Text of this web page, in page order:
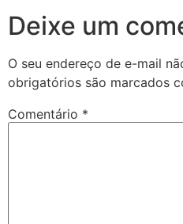
Deixe um
O seu endereço de e-mail
obrigatórios são marcados
Comentário *